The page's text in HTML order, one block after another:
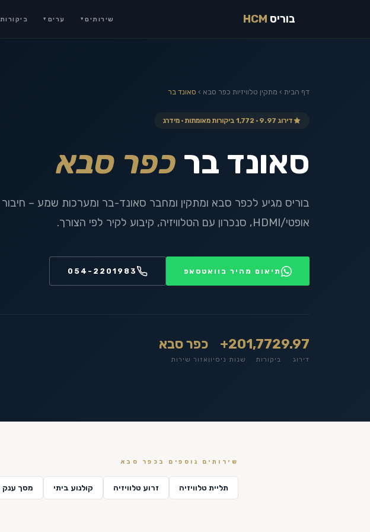
שירותים ▾ ערים ▾ ביקורות בוריס HCM
דף הבית › מתקין טלוויזיות כפר סבא › סאונד בר
דירוג 9.97 · 1,772 ביקורות מאומתות · מידרג
סאונד בר כפר סבא
בוריס מגיע לכפר סבא ומתקין ומחבר סאונד-בר ומערכות שמע – חיבור
אופטי/HDMI, סנכרון עם הטלוויזיה, קיבוע לקיר לפי הצורך.
תיאום מהיר בוואטסאפ 054-2201983
9.97
דירוג
1,772
ביקורות
20+
שנות ניסיון
כפר סבא
אזור שירות
שירותים נוספים ב כפר סבא
תליית טלוויזיה זרוע טלוויזיה קולנוע ביתי מסך ענק